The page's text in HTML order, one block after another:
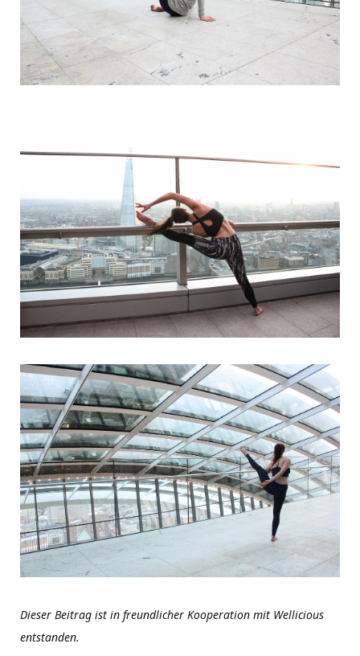
Dieser Beitrag ist in freundlicher Kooperation mit Wellicious
entstanden.